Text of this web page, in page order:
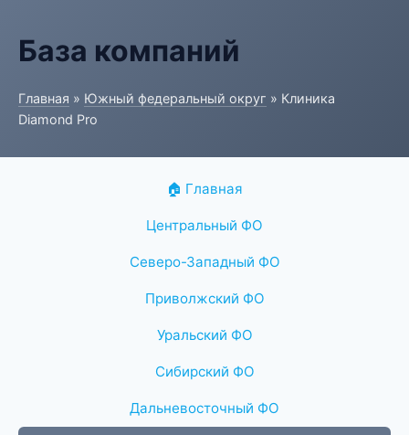
База компаний
Главная » Южный федеральный округ » Клиника
Diamond Pro
🏠 Главная
Центральный ФО
Северо-Западный ФО
Приволжский ФО
Уральский ФО
Сибирский ФО
Дальневосточный ФО